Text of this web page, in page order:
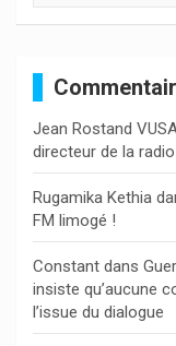
c
h
e
r
Jean Rostand
directeur de la
Rugamika Kethia
FM limogé !
Constant dans
insiste qu’aucune
l’issue du dialogue